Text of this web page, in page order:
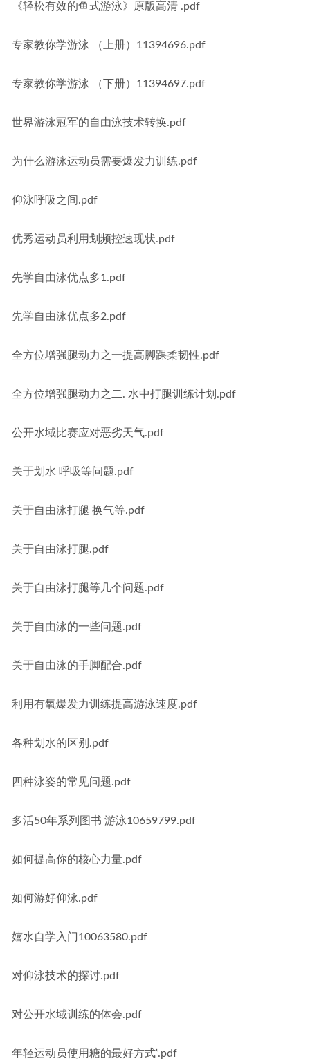
《轻松有效的鱼式游泳》原版高清 .pdf
专家教你学游泳 （上册）11394696.pdf
专家教你学游泳 （下册）11394697.pdf
世界游泳冠军的自由泳技术转换.pdf
为什么游泳运动员需要爆发力训练.pdf
仰泳呼吸之间.pdf
优秀运动员利用划频控速现状.pdf
先学自由泳优点多1.pdf
先学自由泳优点多2.pdf
全方位增强腿动力之一提高脚踝柔韧性.pdf
全方位增强腿动力之二. 水中打腿训练计划.pdf
公开水域比赛应对恶劣天气.pdf
关于划水 呼吸等问题.pdf
关于自由泳打腿 换气等.pdf
关于自由泳打腿.pdf
关于自由泳打腿等几个问题.pdf
关于自由泳的一些问题.pdf
关于自由泳的手脚配合.pdf
利用有氧爆发力训练提高游泳速度.pdf
各种划水的区别.pdf
四种泳姿的常见问题.pdf
多活50年系列图书 游泳10659799.pdf
如何提高你的核心力量.pdf
如何游好仰泳.pdf
嬉水自学入门10063580.pdf
对仰泳技术的探讨.pdf
对公开水域训练的体会.pdf
年轻运动员使用糖的最好方式ʽ.pdf